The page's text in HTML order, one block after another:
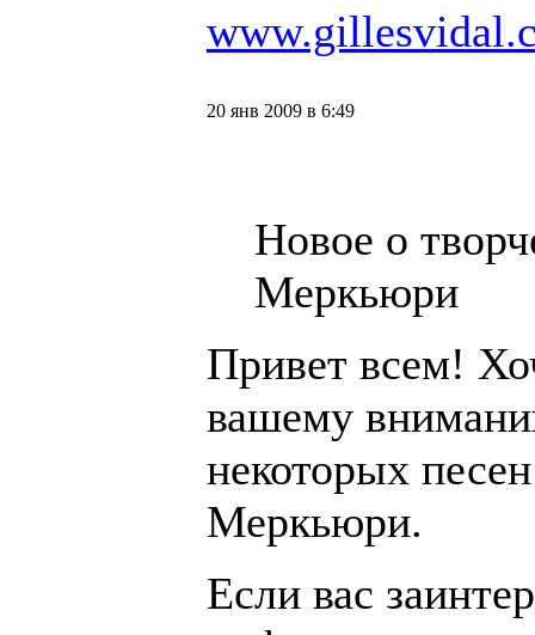
20 янв 2009 в 6:49
Новое о
Меркьюри
Привет всем!
вашему
некоторых
Меркьюри.
Если вас